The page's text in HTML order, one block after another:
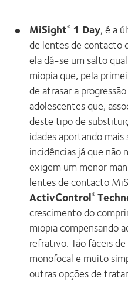
MiSight® 1 Day, é a
de lentes de contacto
ela dá-se um salto
miopia que, pela
de atrasar a
adolescentes que,
deste tipo de
idades aportando
incidências já que não
exigem um menor
lentes de contacto
ActivControl®
crescimento do
miopia compensando
refrativo. Tão fáceis
monofocal e muito
outras opções de